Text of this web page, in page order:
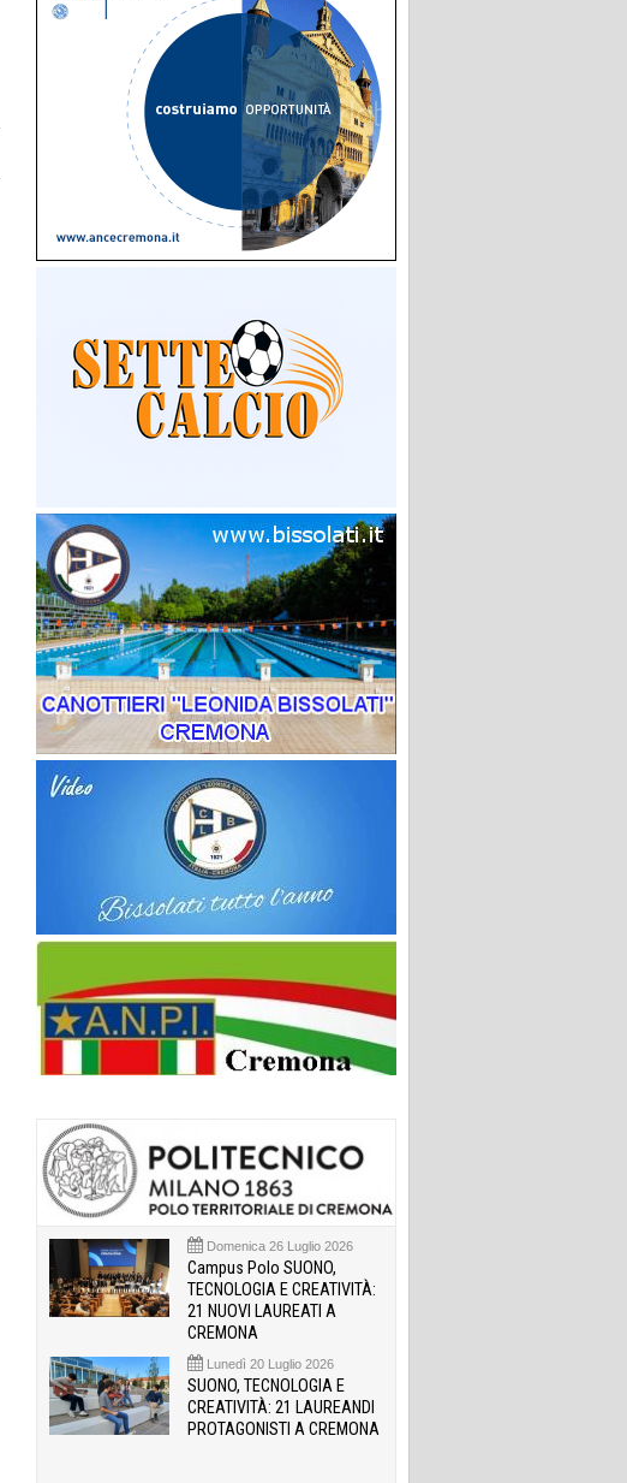
Domenica 26 Luglio 2026
Campus Polo SUONO,
TECNOLOGIA E CREATIVITÀ:
21 NUOVI LAUREATI A
CREMONA
Lunedì 20 Luglio 2026
SUONO, TECNOLOGIA E
CREATIVITÀ: 21 LAUREANDI
PROTAGONISTI A CREMONA